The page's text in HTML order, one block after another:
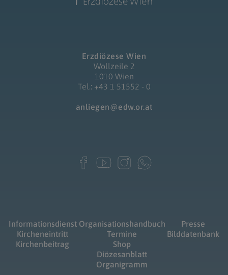
Erzdiözese Wien
Wollzeile 2
1010 Wien
Tel.: +43 1 51552 - 0
anliegen@edw.or.at
Informationsdienst
Kircheneintritt
Kirchenbeitrag
Organisationshandbuch
Termine
Shop
Diözesanblatt
Organigramm
Presse
Bilddatenbank